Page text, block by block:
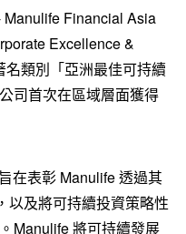
Manulife Financial Asia
Excellence &
類別「亞洲最佳可持續
司首次在區域層面獲得
在表彰 Manulife 透過其
以及將可持續投資策略性
Manulife 將可持續發展